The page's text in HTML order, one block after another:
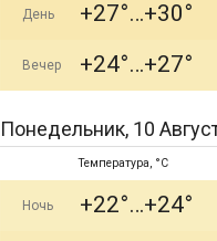
День +27° +30°
Вечер +24° +27°
Понедельник, 10
Температура, °C
Ночь +22° +24°